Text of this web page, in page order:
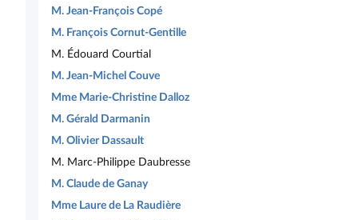
M. Jean-François Copé
M. François Cornut-Gentille
M. Édouard Courtial
M. Jean-Michel Couve
Mme Marie-Christine Dalloz
M. Gérald Darmanin
M. Olivier Dassault
M. Marc-Philippe Daubresse
M. Claude de Ganay
Mme Laure de La Raudière